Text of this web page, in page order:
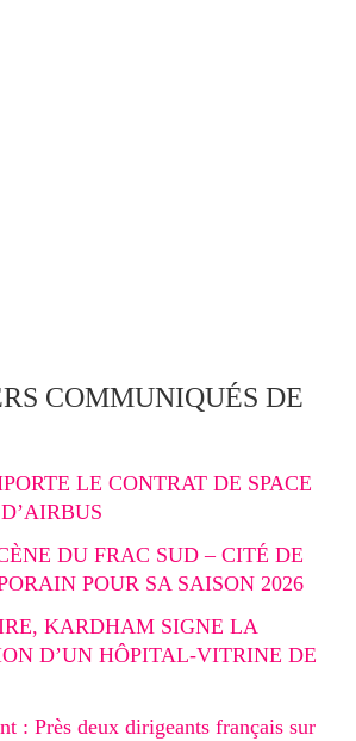
COMMUNIQUÉS DE
LE CONTRAT DE SPACE
DU FRAC SUD – CITÉ DE
POUR SA SAISON 2026
KARDHAM SIGNE LA
D’UN HÔPITAL-VITRINE DE
: Près deux dirigeants français sur